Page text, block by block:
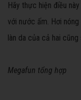
Hãy thực hiện điều
với nước ấm. Hơi
làn da của cả hai
Megafun tổng hợp